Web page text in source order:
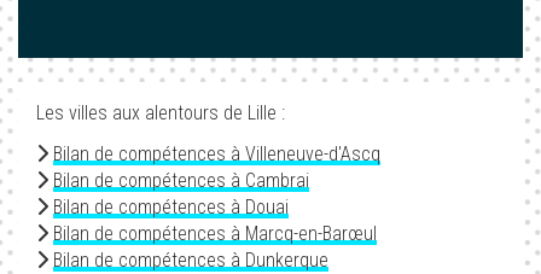
Les villes aux alentours de Lille :
Bilan de compétences à Villeneuve-d'Ascq
Bilan de compétences à Cambrai
Bilan de compétences à Douai
Bilan de compétences à Marcq-en-Barœul
Bilan de compétences à Dunkerque